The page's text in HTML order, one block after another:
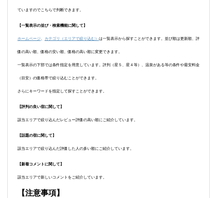
ていますのでこちらで判断できます。
【一覧表示の並び・検索機能に関して】
ホームページ 、 カテゴリ（エリアで絞り込む） は一覧表示から探すことができます。並び順は更新順、評
価の高い順、価格の安い順、価格の高い順に変更できます。
一覧表示の下部では条件指定を用意しています。評判（星５、星４等）、温泉がある等の条件や最安料金
（目安）の価格帯で絞り込むことができます。
さらにキーワードを指定して探すことができます。
【評判の良い宿に関して】
該当エリアで絞り込んだレビュー評価の高い順にご紹介しています。
【話題の宿に関して】
該当エリアで絞り込んだ評価した人の多い順にご紹介しています。
【新着コメントに関して】
該当エリアで新しいコメントをご紹介しています。
【注意事項】